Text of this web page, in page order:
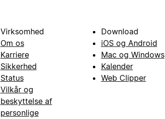
Virksomhed
Om os
Karriere
Sikkerhed
Status
Vilkår og
beskyttelse af
personlige
Download
iOS og Android
Mac og Windows
Kalender
Web Clipper